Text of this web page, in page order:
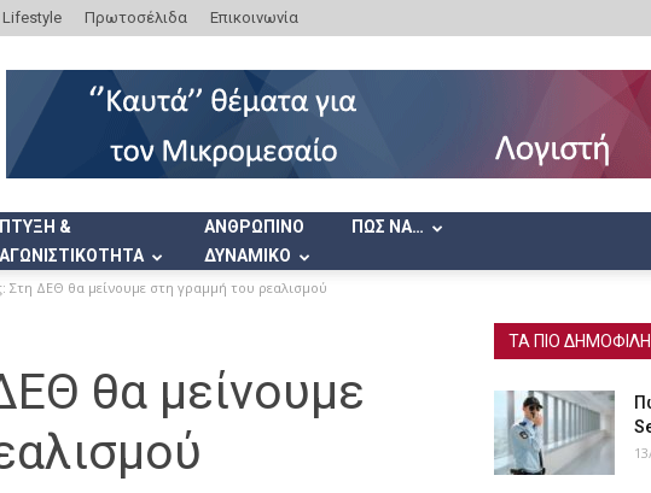
Lifestyle Πρωτοσέλιδα Επικοινωνία
&
ΑΝΘΡΩΠΙΝΟ
ΔΥΝΑΜΙΚΟ
ΠΩΣ ΝΑ…
Στη ΔΕΘ θα μείνουμε στη γραμμή του ρεαλισμού
θα μείνουμε
ΤΑ ΠΙΟ ΔΗΜΟΦΙΛΗ